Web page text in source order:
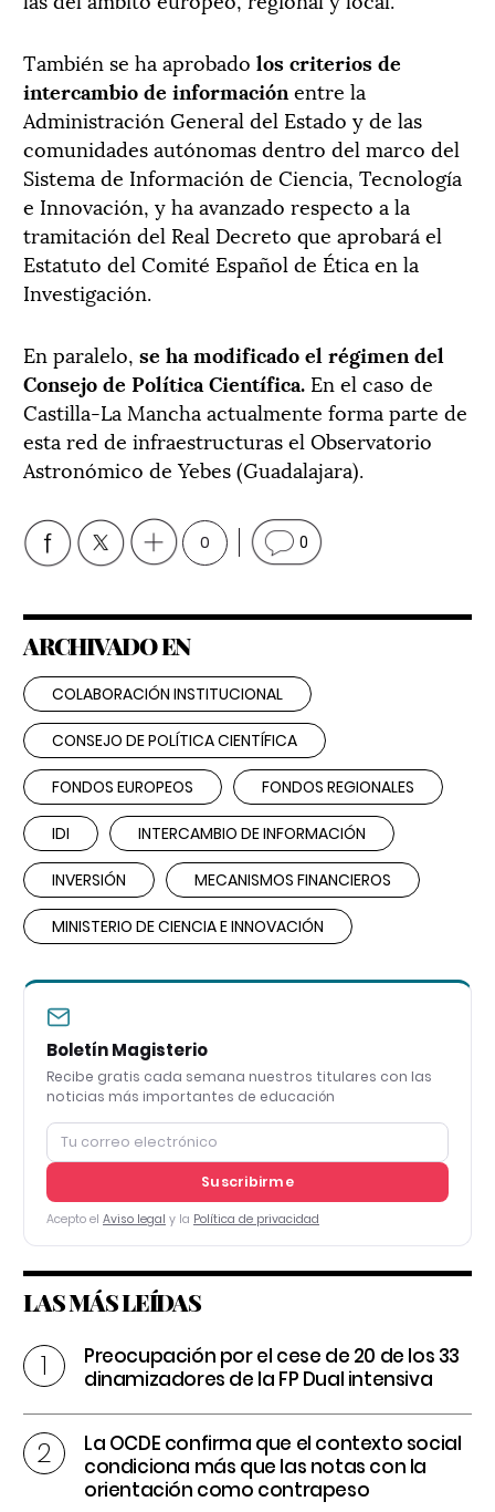
También se ha aprobado los criterios de
intercambio de información entre la
Administración General del Estado y de las
comunidades autónomas dentro del marco del
Sistema de Información de Ciencia, Tecnología
e Innovación, y ha avanzado respecto a la
tramitación del Real Decreto que aprobará el
Estatuto del Comité Español de Ética en la
Investigación.
En paralelo, se ha modificado el régimen del
Consejo de Política Científica. En el caso de
Castilla-La Mancha actualmente forma parte de
esta red de infraestructuras el Observatorio
Astronómico de Yebes (Guadalajara).
0 0
ARCHIVADO EN
COLABORACIÓN INSTITUCIONAL
CONSEJO DE POLÍTICA CIENTÍFICA
FONDOS EUROPEOS FONDOS REGIONALES
IDI INTERCAMBIO DE INFORMACIÓN
INVERSIÓN MECANISMOS FINANCIEROS
MINISTERIO DE CIENCIA E INNOVACIÓN
Boletín Magisterio
Recibe gratis cada semana nuestros titulares con las
noticias más importantes de educación
Suscribirme
Acepto el Aviso legal y la Política de privacidad
LAS MÁS LEÍDAS
Preocupación por el cese de 20 de los 33
dinamizadores de la FP Dual intensiva
La OCDE confirma que el contexto social
condiciona más que las notas con la
orientación como contrapeso